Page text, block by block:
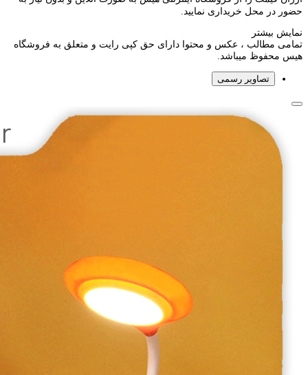
حضور در محل خریداری نمایید.
نمایش بیشتر
تمامی مطالب ، عکس و محتوا دارای حق کپی رایت و متعلق به فروشگاه
هیس محفوظ میباشد.
تصاویر رسمی